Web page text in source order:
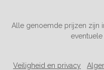
Alle genoemde prijzen zijn
eventuele
Veiligheid en privacy